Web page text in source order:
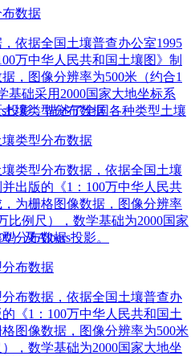
布数据
依据全国土壤普查办公室1995
万中华人民共和国土壤图》制
，图像分辨率为500米（约合1
基础采用2000国家大地坐标系
投影，描述了全国各种类型土壤
类型分布数据
类型分布数据，依据全国土壤
出版的《1：100万中华人民共
为栅格图像数据，图像分辨率
比例尺），数学基础为2000国家
）及Albers投影。
分布数据
布数据，依据全国土壤普查办
《1：100万中华人民共和国土
图像数据，图像分辨率为500米
），数学基础为2000国家大地坐